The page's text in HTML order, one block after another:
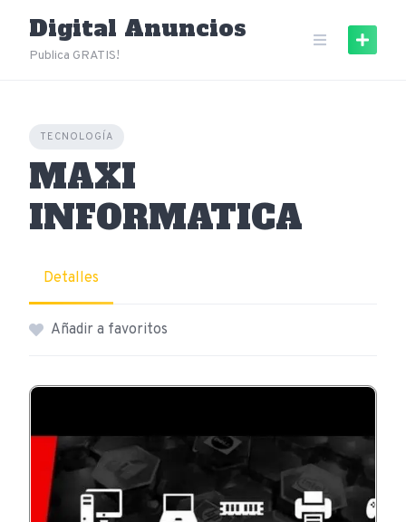
content
Digital Anuncios
Publica GRATIS!
TECNOLOGÍA
MAXI
INFORMATICA
Detalles
Añadir a favoritos